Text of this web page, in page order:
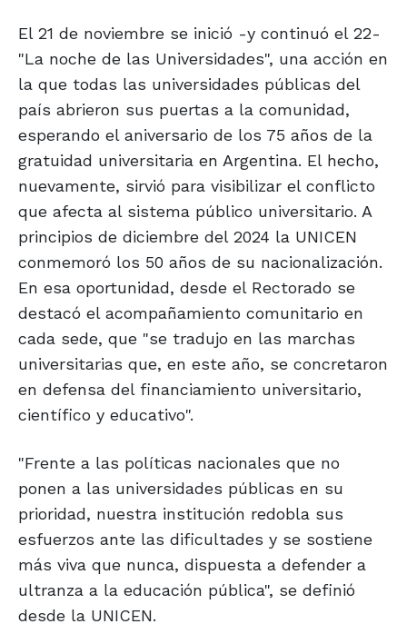
El 21 de noviembre se inició -y continuó el 22-
"La noche de las Universidades", una acción en
la que todas las universidades públicas del
país abrieron sus puertas a la comunidad,
esperando el aniversario de los 75 años de la
gratuidad universitaria en Argentina. El hecho,
nuevamente, sirvió para visibilizar el conflicto
que afecta al sistema público universitario. A
principios de diciembre del 2024 la UNICEN
conmemoró los 50 años de su nacionalización.
En esa oportunidad, desde el Rectorado se
destacó el acompañamiento comunitario en
cada sede, que "se tradujo en las marchas
universitarias que, en este año, se concretaron
en defensa del financiamiento universitario,
científico y educativo".
"Frente a las políticas nacionales que no
ponen a las universidades públicas en su
prioridad, nuestra institución redobla sus
esfuerzos ante las dificultades y se sostiene
más viva que nunca, dispuesta a defender a
ultranza a la educación pública", se definió
desde la UNICEN.